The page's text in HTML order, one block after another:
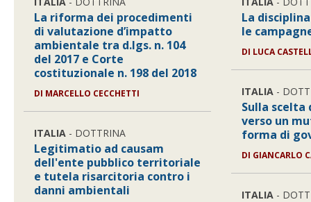
La riforma dei procedimenti
di valutazione d’impatto
ambientale tra d.lgs. n. 104
del 2017 e Corte
costituzionale n. 198 del 2018
DI MARCELLO CECCHETTI
ITALIA - DOTTRINA
Legitimatio ad causam
dell'ente pubblico territoriale
e tutela risarcitoria contro i
danni ambientali
La
le
DI LUCA
ITALIA -
Sulla
verso un
forma di
DI GIANCARLO
ITALIA -